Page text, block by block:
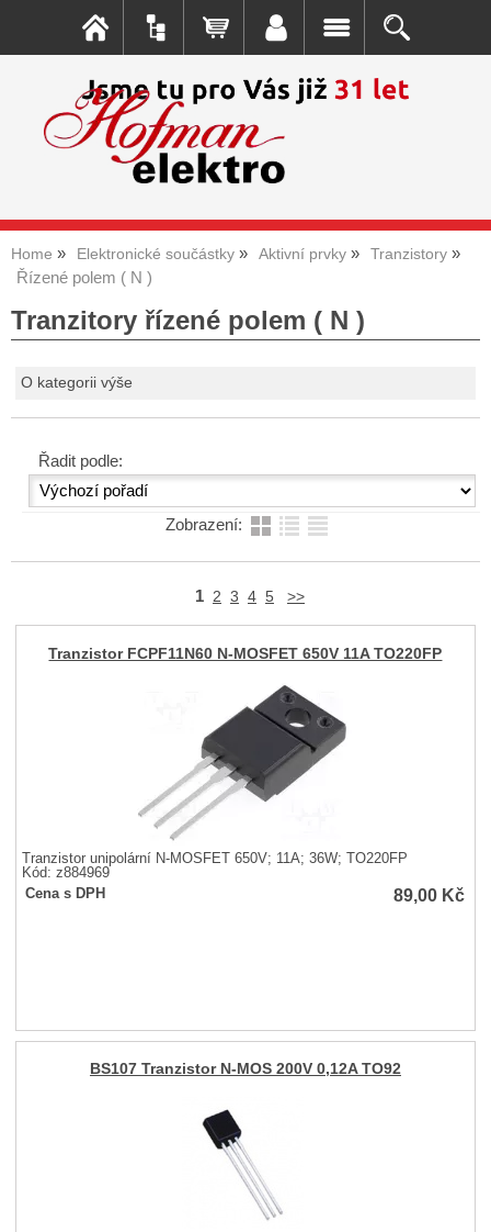
Home Elektronické součástky Aktivní prvky Tranzistory
Řízené polem ( N )
Tranzitory řízené polem ( N )
O kategorii výše
Řadit podle:
Zobrazení:
1 2 3 4 5 >>
Tranzistor FCPF11N60 N-MOSFET 650V 11A TO220FP
Tranzistor unipolární N-MOSFET 650V; 11A; 36W; TO220FP
Kód: z884969
Cena s DPH
89,00 Kč
BS107 Tranzistor N-MOS 200V 0,12A TO92